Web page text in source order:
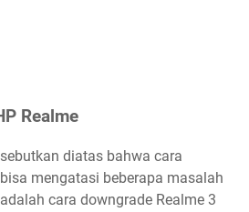
Realme
diatas bahwa cara
mengatasi beberapa masalah
cara downgrade Realme 3